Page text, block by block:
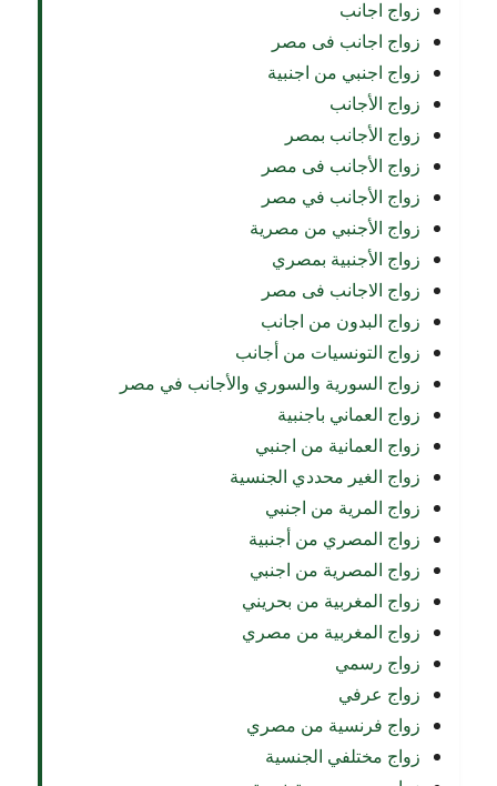
زواج اجانب
زواج اجانب فى مصر
زواج اجنبي من اجنبية
زواج الأجانب
زواج الأجانب بمصر
زواج الأجانب فى مصر
زواج الأجانب في مصر
زواج الأجنبي من مصرية
زواج الأجنبية بمصري
زواج الاجانب فى مصر
زواج البدون من اجانب
زواج التونسيات من أجانب
زواج السورية والسوري والأجانب في مصر
زواج العماني باجنبية
زواج العمانية من اجنبي
زواج الغير محددي الجنسية
زواج المرية من اجنبي
زواج المصري من أجنبية
زواج المصرية من اجنبي
زواج المغربية من بحريني
زواج المغربية من مصري
زواج رسمي
زواج عرفي
زواج فرنسية من مصري
زواج مختلفي الجنسية